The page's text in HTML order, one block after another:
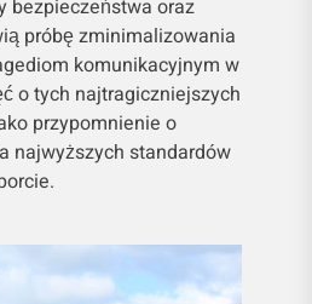
bezpieczeństwa oraz
próbę zminimalizowania
komunikacyjnym w
o tych najtragiczniejszych
przypomnienie o
najwyższych standardów